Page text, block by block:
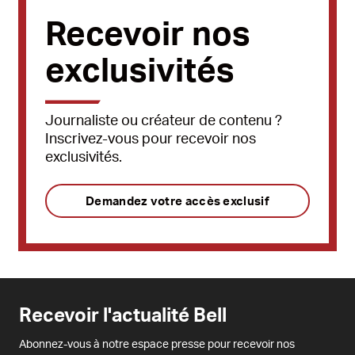
Recevoir nos
exclusivités
Journaliste ou créateur de contenu ?
Inscrivez-vous pour recevoir nos
exclusivités.
Demandez votre accès exclusif
Recevoir l'actualité Bell
Abonnez-vous à notre espace presse pour recevoir nos